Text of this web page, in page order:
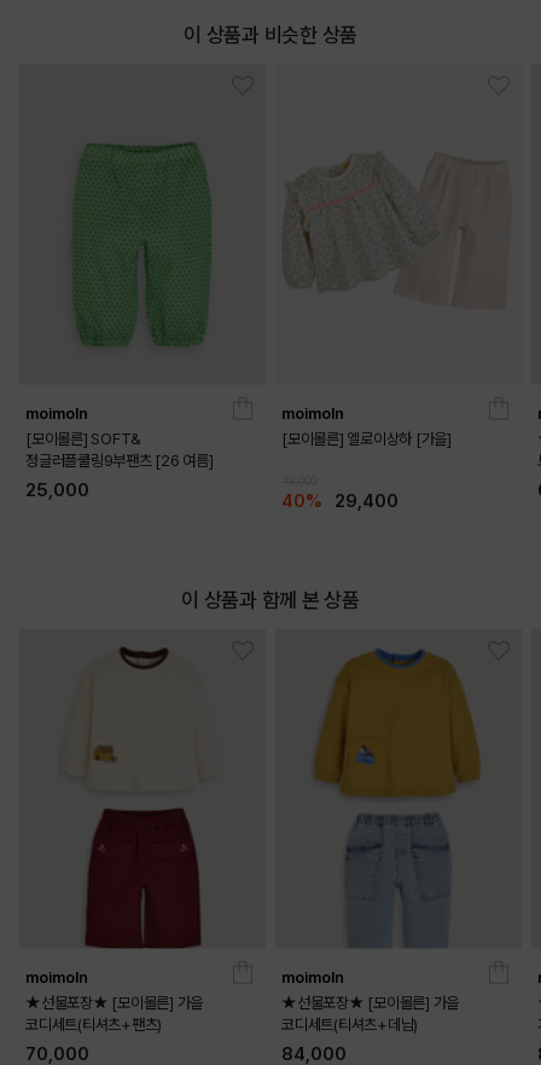
이 상품과 비슷한 상품
moimoln
[모이몰른] SOFT&
정글러플쿨링9부팬츠 [26 여름]
25,000
moimoln
[모이몰른] 엘로이상하 [가을]
40% 29,400
이 상품과 함께 본 상품
moimoln
★선물포장★ [모이몰른] 가을
코디세트(티셔츠+팬츠)
70,000
moimoln
★선물포장★ [모이몰른] 가을
코디세트(티셔츠+데님)
84,000